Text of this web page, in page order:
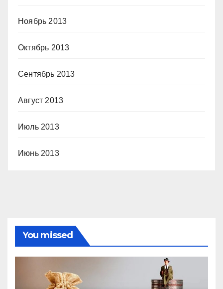
Ноябрь 2013
Октябрь 2013
Сентябрь 2013
Август 2013
Июль 2013
Июнь 2013
You missed